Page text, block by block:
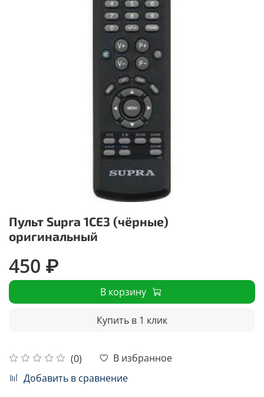
Пульт Supra 1CE3 (чёрные)
оригинальный
(0)
В избранное
Добавить в сравнение
450 ₽
В корзину
Купить в 1 клик